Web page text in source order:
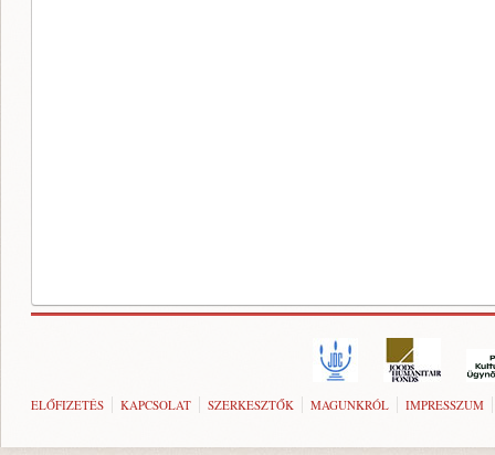
ELŐFIZETÉS KAPCSOLAT SZERKESZTŐK MAGUNKRÓL IMPRESSZUM